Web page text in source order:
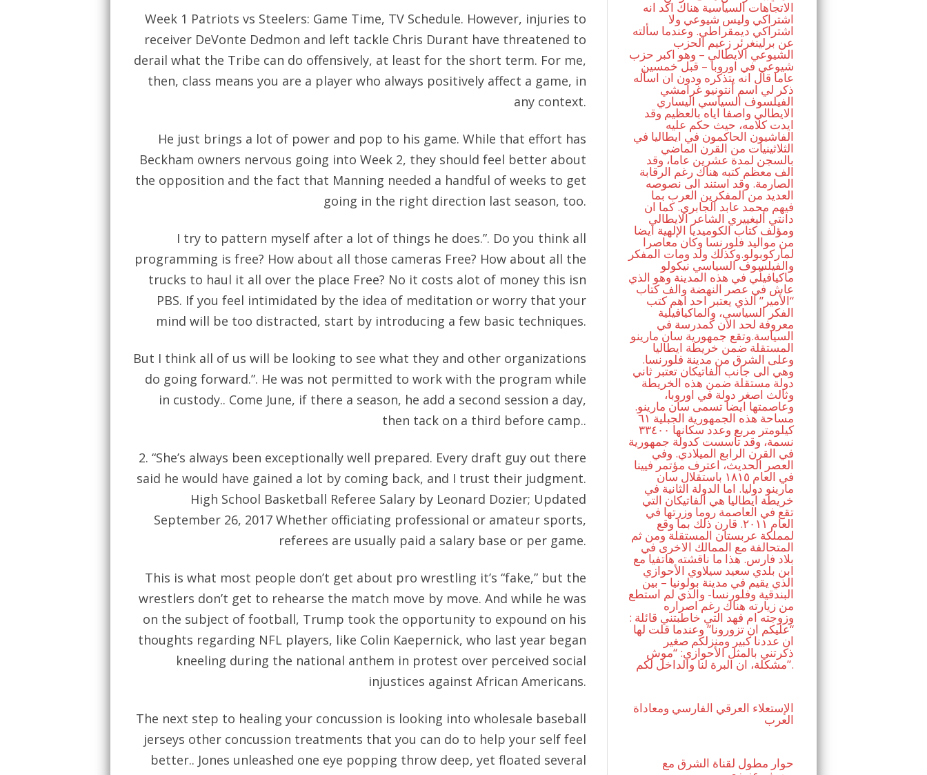
Week 1 Patriots vs Steelers: Game Time, TV Schedule. However, injuries to
receiver DeVonte Dedmon and left tackle Chris Durant have threatened to
derail what the Tribe can do offensively, at least for the short term. For me,
then, class means you are a player who always positively affect a game, in
any context.
He just brings a lot of power and pop to his game. While that effort has
Beckham owners nervous going into Week 2, they should feel better about
the opposition and the fact that Manning needed a handful of weeks to get
going in the right direction last season, too.
I try to pattern myself after a lot of things he does.”. Do you think all
programming is free? How about all those cameras Free? How about all the
trucks to haul it all over the place Free? No it costs alot of money this isn
PBS. If you feel intimidated by the idea of meditation or worry that your
mind will be too distracted, start by introducing a few basic techniques.
But I think all of us will be looking to see what they and other organizations
do going forward.”. He was not permitted to work with the program while
in custody.. Come June, if there a season, he add a second session a day,
then tack on a third before camp..
2. “She’s always been exceptionally well prepared. Every draft guy out there
said he would have gained a lot by coming back, and I trust their judgment.
High School Basketball Referee Salary by Leonard Dozier; Updated
September 26, 2017 Whether officiating professional or amateur sports,
referees are usually paid a salary base or per game.
This is what most people don’t get about pro wrestling it’s “fake,” but the
wrestlers don’t get to rehearse the match move by move. And while he was
on the subject of football, Trump took the opportunity to expound on his
thoughts regarding NFL players, like Colin Kaepernick, who last year began
kneeling during the national anthem in protest over perceived social
injustices against African Americans.
The next step to healing your concussion is looking into wholesale baseball
jerseys other concussion treatments that you can do to help your self feel
better.. Jones unleashed one eye popping throw deep, yet floated several
الاتجاهات السياسية هناك اكد انه
اشتراكي وليس شيوعي ولا
اشتراكي ديمقراطي. وعندما سألته
عن برلينغرئر زعيم الحزب
الشيوعي الايطالي – وهو اكبر حزب
شيوعي في اوروبا – قبل خمسين
عاما قال انه يتذكره ودون ان اسأله
ذكر لي اسم أنتونيو غرامشي
الفيلسوف السياسي اليساري
الايطالي واصفا اياه بالعظيم وقد
ايدت كلامه، حيث حكم عليه
الفاشيون الحاكمون في ايطاليا في
الثلاثينيات من القرن الماضي
بالسجن لمدة عشرين عاما، وقد
الف معظم كتبه هناك رغم الرقابة
الصارمة. وقد استند الى نصوصه
العديد من المفكرين العرب بما
فيهم محمد عابد الجابري. كما ان
دانتي أليغييري الشاعر الايطالي
ومؤلف كتاب الكوميديا الإلهية ايضا
من مواليد فلورنسا وكان معاصرا
لماركوبولو.وكذلك ولد ومات المفكر
والفيلسوف السياسي نيكولو
ماكيافيلّي في هذه المدينة وهو الذي
عاش في عصر النهضة والف كتاب
“الأمير” الذي يعتبر احد اهم كتب
الفكر السياسي، والماكيافيلية
معروفة لحد الان كمدرسة في
السياسة.وتقع جمهورية سان مارينو
المستقلة ضمن خريطة ايطاليا
وعلى الشرق من مدينة فلورنسا.
وهي الى جانب الفاتيكان تعتبر ثاني
دولة مستقلة ضمن هذه الخريطة
وثالث اصغر دولة في اوروبا،
وعاصمتها ايضا تسمى سان مارينو.
مساحة هذه الجمهورية الجبلية ٦١
كيلومتر مربع وعدد سكانها ٣٣٤٠٠
نسمة، وقد تأسست كدولة جمهورية
في القرن الرابع الميلادي. وفي
العصر الحديث، اعترف مؤتمر فيينا
في العام ١٨١٥ باستقلال سان
مارينو دوليا. اما الدولة الثانية في
خريطة ايطاليا هي الفاتيكان التي
تقع في العاصمة روما وزرتها في
العام ٢٠١١. قارن ذلك بما وقع
لمملكة عربستان المستقلة ومن ثم
المتحالفة مع الممالك الاخرى في
بلاد فارس. هذا ما ناقشته هاتفيا مع
ابن بلدي سعيد سيلاوي الأحوازي
الذي يقيم في مدينة بولونيا – بين
البندقية وفلورنسا- والذي لم استطع
من زيارته هناك رغم اصراره
وزوجته ام فهد التي خاطبتني قائلة :
“عليكم ان تزورونا” وعندما قلت لها
ان عددنا كبير ومنزلكم صغير
ذكرتني بالمثل الأحوازي: “موش
مشكلة، ان البرة لنا والداخل لكم”.
الإستعلاء العرقي الفارسي ومعاداة
العرب
حوار مطول لقناة الشرق مع